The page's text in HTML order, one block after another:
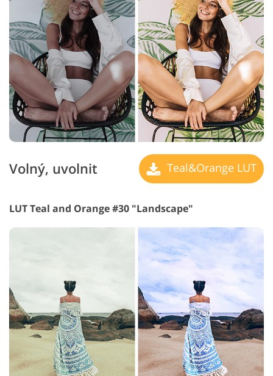
Volný, uvolnit Teal&Orange LUT
LUT Teal and Orange #30 "Landscape"